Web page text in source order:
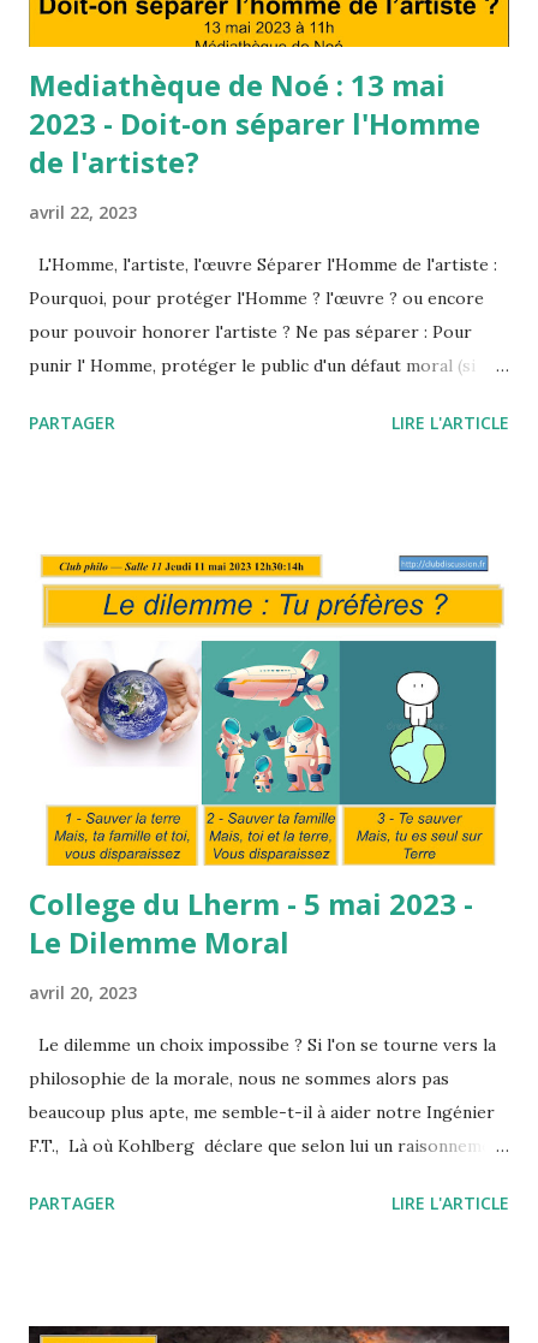
Mediathèque de Noé : 13 mai
2023 - Doit-on séparer l'Homme
de l'artiste?
avril 22, 2023
L'Homme, l'artiste, l'œuvre Séparer l'Homme de l'artiste :
Pourquoi, pour protéger l'Homme ? l'œuvre ? ou encore
pour pouvoir honorer l'artiste ? Ne pas séparer : Pour
punir l' Homme, protéger le public d'un défaut moral (si
Polanski : est-il possible de distinguer l’homme de l’artiste
ce qui vaut c'est l'œuvre. Ce qui répond du coup aussi à la
liberté du spectateur qui va voir cette oeuvre ou ne va pas
la voir. " " Le problème à mon sens c'est qu'il y a un trait
d'époque qui est que l'oeuvre est de moins en moins
séparable de l'artiste. On sort de l'image acquise dès le
19ème siècle de l'artiste tout puissant et exceptionnel. D...
PARTAGER LIRE L'ARTICLE
College du Lherm - 5 mai 2023 -
Le Dilemme Moral
avril 20, 2023
Le dilemme un choix impossibe ? Si l'on se tourne vers la
philosophie de la morale, nous ne sommes alors pas
beaucoup plus apte, me semble-t-il à aider notre Ingénier
F.T., Là où Kohlberg déclare que selon lui un raisonnement
que l'impartialité, la capacité d'universaliser, la réversibilité
PARTAGER LIRE L'ARTICLE